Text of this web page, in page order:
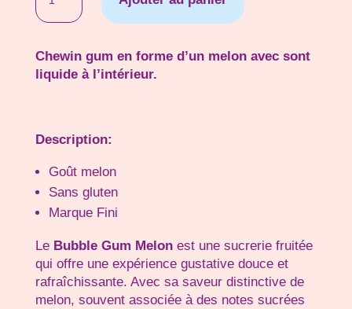
Melons
Chewin gum en forme d’un melon avec sont
liquide à l’intérieur.
Description:
Goût melon
Sans gluten
Marque Fini
Le Bubble Gum Melonest une sucrerie fruitée
qui offre une expérience gustative douce et
rafraîchissante. Avec sa saveur distinctive de
melon, souvent associée à des notes sucrées